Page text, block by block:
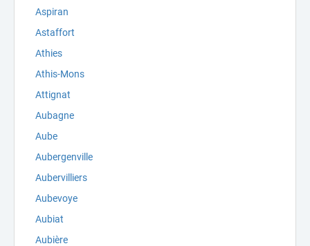
Aspiran
Astaffort
Athies
Athis-Mons
Attignat
Aubagne
Aube
Aubergenville
Aubervilliers
Aubevoye
Aubiat
Aubière